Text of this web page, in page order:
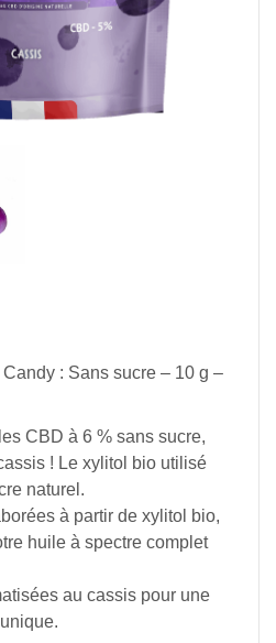
: Sans sucre – 10 g –
CBD à 6 % sans sucre,
! Le xylitol bio utilisé
naturel.
à partir de xylitol bio,
huile à spectre complet
au cassis pour une